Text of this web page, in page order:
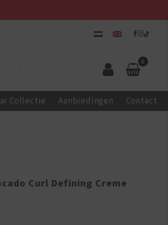
0
Collectie Aanbiedingen Contact
Curl Defining Creme